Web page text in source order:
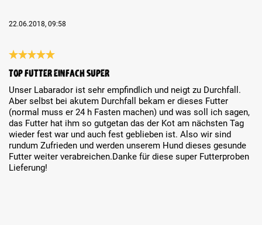
22.06.2018, 09:58
TOP Futter einfach super
Unser Labarador ist sehr empfindlich und neigt zu Durchfall.
Aber selbst bei akutem Durchfall bekam er dieses Futter
(normal muss er 24 h Fasten machen) und was soll ich sagen,
das Futter hat ihm so gutgetan das der Kot am nächsten Tag
wieder fest war und auch fest geblieben ist. Also wir sind
rundum Zufrieden und werden unserem Hund dieses gesunde
Futter weiter verabreichen.Danke für diese super Futterproben
Lieferung!